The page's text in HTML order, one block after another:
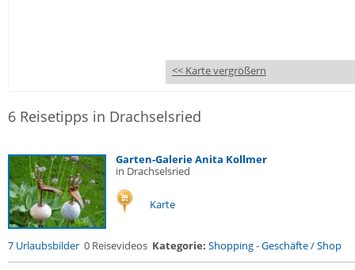
<< Karte vergrößern
6 Reisetipps in Drachselsried
Garten-Galerie Anita Kollmer
in Drachselsried
Karte
7 Urlaubsbilder 0 Reisevideos Kategorie: Shopping-Geschäfte / Shop